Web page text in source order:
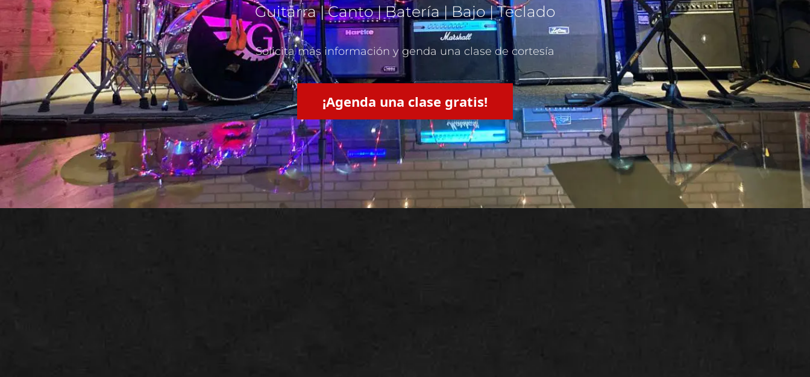
Guitarra | Canto | Batería | Bajo | Teclado
Solicita más información y genda una clase de cortesía
¡Agenda una clase gratis!